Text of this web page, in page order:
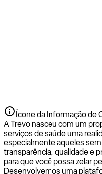
Ícone da Informação de
A Trevo nasceu com um
serviços de saúde uma
especialmente aqueles
transparência, qualidade e
para que você possa zelar
Desenvolvemos uma